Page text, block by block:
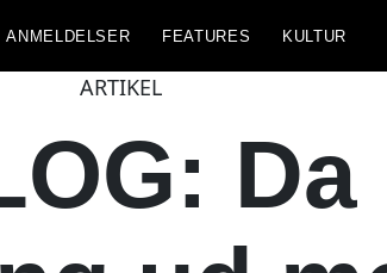
ANMELDELSER FEATURES KULTUR
ARTIKEL